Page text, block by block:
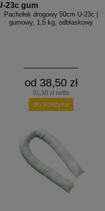
23c gum
Pachołek drogowy 50cm U-23c |
gumowy, 1,5 kg, odblaskowy
od 38,50 zł
31,30 zł netto
do koszyka